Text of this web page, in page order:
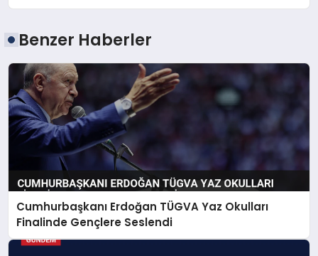
Benzer Haberler
Cumhurbaşkanı Erdoğan TÜGVA Yaz Okulları
Finalinde Gençlere Seslendi